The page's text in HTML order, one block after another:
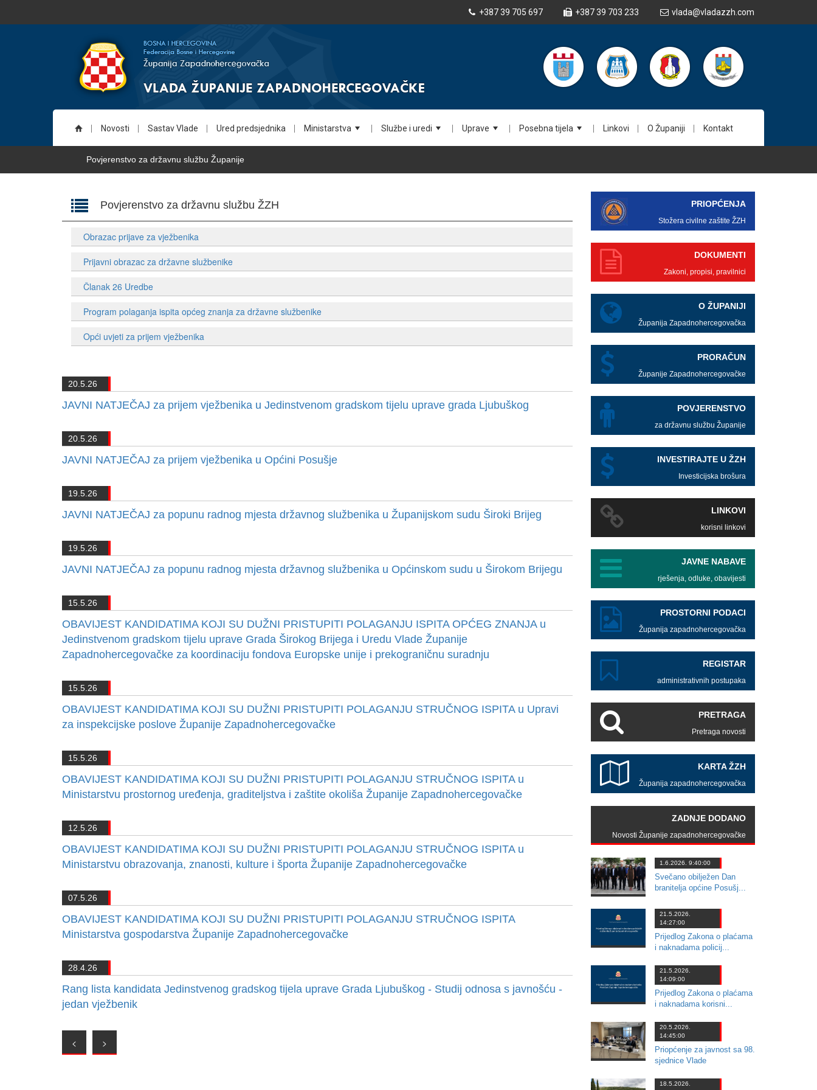
+387 39 705 697 +387 39 703 233 vlada@vladazzh.com
Novosti Sastav Vlade Ured predsjednika Ministarstva Službe i uredi Uprave Posebna tijela Linkovi O Županiji Kontakt
Povjerenstvo za državnu službu Županije
Povjerenstvo za državnu službu ŽZH
Obrazac prijave za vježbenika
Prijavni obrazac za državne službenike
Članak 26 Uredbe
Program polaganja ispita općeg znanja za državne službenike
Opći uvjeti za prijem vježbenika
20.5.26
JAVNI NATJEČAJ za prijem vježbenika u Jedinstvenom gradskom tijelu uprave grada Ljubuškog
20.5.26
JAVNI NATJEČAJ za prijem vježbenika u Općini Posušje
19.5.26
JAVNI NATJEČAJ za popunu radnog mjesta državnog službenika u Županijskom sudu Široki Brijeg
19.5.26
JAVNI NATJEČAJ za popunu radnog mjesta državnog službenika u Općinskom sudu u Širokom Brijegu
15.5.26
OBAVIJEST KANDIDATIMA KOJI SU DUŽNI PRISTUPITI POLAGANJU ISPITA OPĆEG ZNANJA u
Jedinstvenom gradskom tijelu uprave Grada Širokog Brijega i Uredu Vlade Županije
Zapadnohercegovačke za koordinaciju fondova Europske unije i prekograničnu suradnju
15.5.26
OBAVIJEST KANDIDATIMA KOJI SU DUŽNI PRISTUPITI POLAGANJU STRUČNOG ISPITA u Upravi
za inspekcijske poslove Županije Zapadnohercegovačke
15.5.26
OBAVIJEST KANDIDATIMA KOJI SU DUŽNI PRISTUPITI POLAGANJU STRUČNOG ISPITA u
Ministarstvu prostornog uređenja, graditeljstva i zaštite okoliša Županije Zapadnohercegovačke
12.5.26
OBAVIJEST KANDIDATIMA KOJI SU DUŽNI PRISTUPITI POLAGANJU STRUČNOG ISPITA u
Ministarstvu obrazovanja, znanosti, kulture i športa Županije Zapadnohercegovačke
07.5.26
OBAVIJEST KANDIDATIMA KOJI SU DUŽNI PRISTUPITI POLAGANJU STRUČNOG ISPITA
Ministarstva gospodarstva Županije Zapadnohercegovačke
28.4.26
Rang lista kandidata Jedinstvenog gradskog tijela uprave Grada Ljubuškog - Studij odnosa s javnošću -
jedan vježbenik
< >
PRIOPĆENJA
Stožera civilne zaštite ŽZH
DOKUMENTI
Zakoni, propisi, pravilnici
O ŽUPANIJI
Županija Zapadnohercegovačka
PRORAČUN
Županije Zapadnohercegovačke
POVJERENSTVO
za državnu službu Županije
INVESTIRAJTE U ŽZH
Investicijska brošura
LINKOVI
korisni linkovi
JAVNE NABAVE
rješenja, odluke, obavijesti
PROSTORNI PODACI
Županija zapadnohercegovačka
REGISTAR
administrativnih postupaka
PRETRAGA
Pretraga novosti
KARTA ŽZH
Županija zapadnohercegovačka
ZADNJE DODANO
Novosti Županije zapadnohercegovačke
1.6.2026. 9:40:00
Svečano obilježen Dan
branitelja općine Posušj...
21.5.2026.
14:27:00
Prijedlog Zakona o plaćama
i naknadama policij...
21.5.2026.
14:09:00
Prijedlog Zakona o plaćama
i naknadama korisni...
20.5.2026.
14:45:00
Priopćenje za javnost sa 98.
sjednice Vlade
18.5.2026.